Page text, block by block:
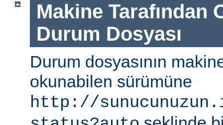
Makine Tarafından
Durum Dosyası
Durum dosyasının
okunabilen sürümüne
http://